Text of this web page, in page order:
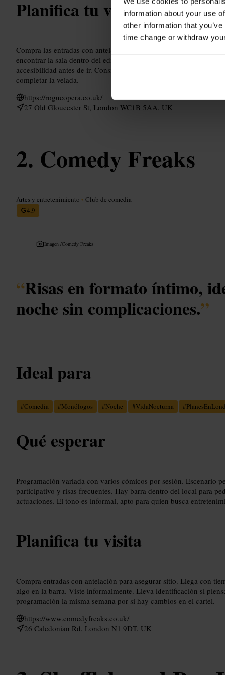
information about your use
other information that
time change or withdraw
Planifica tu visita
Compra las entradas con antelación, las funciones suelen tener
encontrar la sala dentro del edificio y elegir asiento sin prisa.
accesibilidad antes de ir. Considera cenar cerca antes o después,
completar la velada.
https://rogueopera.co.uk/
27 Old Gloucester St, London WC1B 5AA, UK
Comedy Freaks
Artes y entretenimiento • Club de comedia
4,9
Imagen /Comedy Freaks
“Risas en formato íntimo,
noche sin complicaciones.”
Ideal para
#Comedia #Monólogos #Noche #VidaNocturna #
Qué esperar
Programación variada con varios cómicos por sesión. Escenario
participativo y risas frecuentes. Hay barra dentro del local para
actuaciones. El tono es informal, apto para quien busca
Planifica tu visita
Compra entradas con antelación para asegurar sitio. Llega con
algo en la barra. Viste informalmente. Lleva identificación si
programación la misma semana por si hay cambios en el cartel.
https://www.comedyfreaks.co.uk/
26 Caledonian Rd, London N1 9DT, UK